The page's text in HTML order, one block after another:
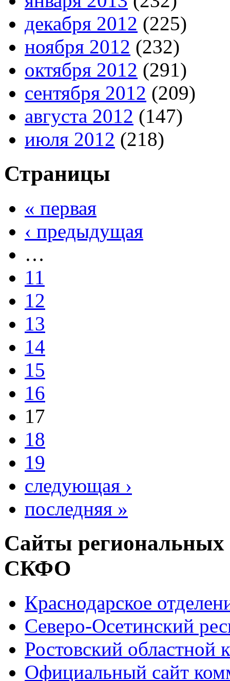
декабря 2012 (225)
ноября 2012 (232)
октября 2012 (291)
сентября 2012 (209)
августа 2012 (147)
июля 2012 (218)
Страницы
« первая
‹ предыдущая
…
11
12
13
14
15
16
17
18
19
следующая ›
последняя »
Сайты
СКФО
Краснодарское
Северо-Осетинский
Ростовский
Официальный сайт